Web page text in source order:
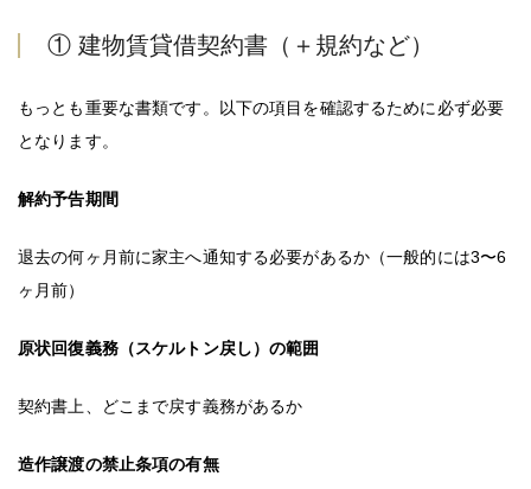
① 建物賃貸借契約書（＋規約など）
もっとも重要な書類です。以下の項目を確認するために必ず必要
となります。
解約予告期間
退去の何ヶ月前に家主へ通知する必要があるか（一般的には3〜6
ヶ月前）
原状回復義務（スケルトン戻し）の範囲
契約書上、どこまで戻す義務があるか
造作譲渡の禁止条項の有無